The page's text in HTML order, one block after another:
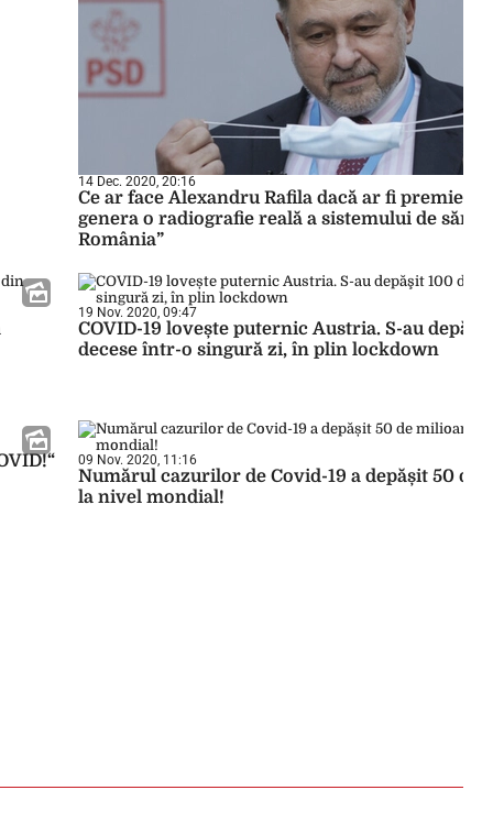
14 Dec. 2020, 20:16
Ce ar face Alexandru Rafila dacă ar fi premier:
genera o radiografie reală a sistemului de
România”
19 Nov. 2020, 09:47
COVID-19 lovește puternic Austria. S-au
decese într-o singură zi, în plin lockdown
09 Nov. 2020, 11:16
Numărul cazurilor de Covid-19 a depășit 50 de
la nivel mondial!